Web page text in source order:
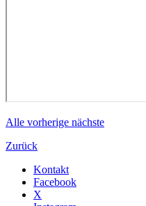
Alle vorherige nächste
Zurück
Kontakt
Facebook
X